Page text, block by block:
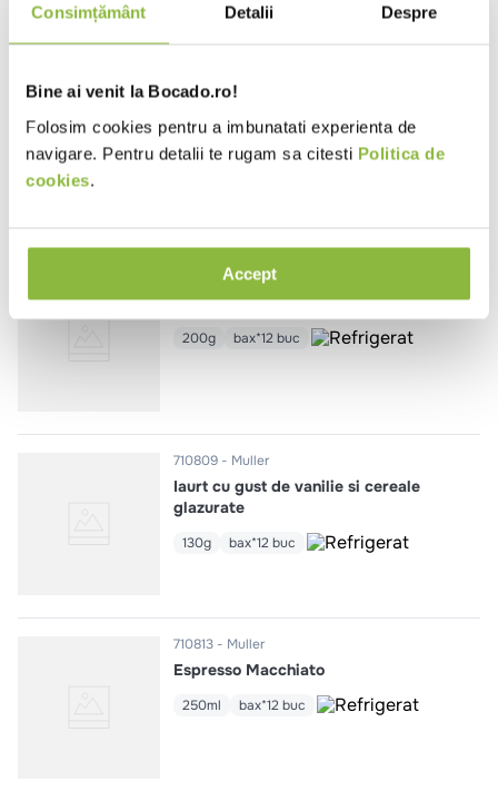
Consimțământ Detalii Despre
Bine ai venit la Bocado.ro!
Folosim cookies pentru a imbunatati experienta de
navigare. Pentru detalii te rugam sa citesti Politica de
cookies.
Accept
710840 Muller
Smantana 20%
375g bax*12 buc
Muller
Orez cu lapte si ciocolata
200g bax*12 buc
710809 Muller
Iaurt cu gust de vanilie si cereale
glazurate
130g bax*12 buc
710813 Muller
Espresso Macchiato
250ml bax*12 buc